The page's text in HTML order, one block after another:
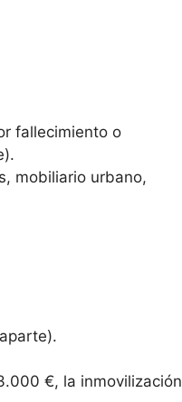
fallecimiento o
mobiliario urbano,
€, la inmovilización